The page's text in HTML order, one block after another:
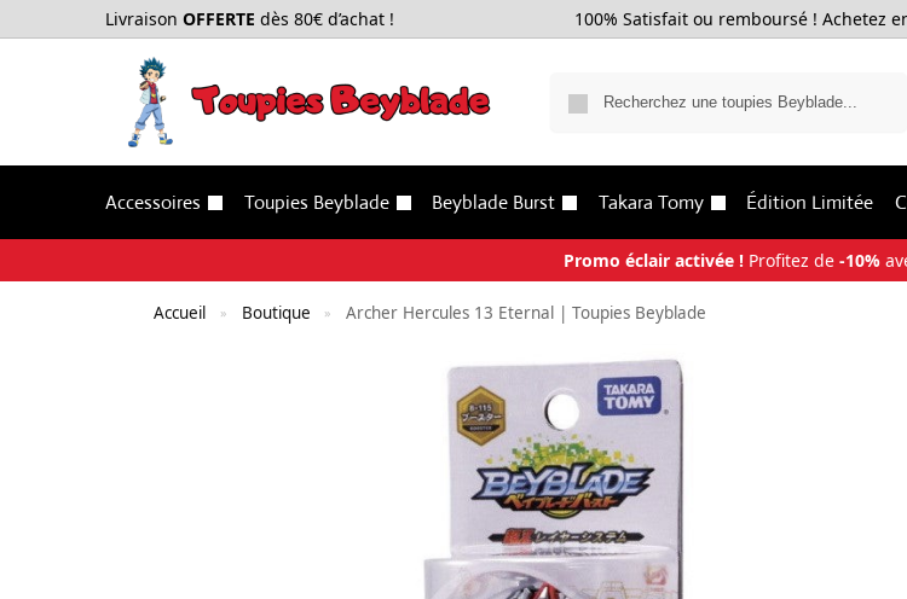
Livraison OFFERTE dès 80€ d’achat ! 100% Satisfait ou remboursé ! Achetez
Accessoires Toupies Beyblade Beyblade Burst Takara Tomy Édition Limitée
Promo éclair activée ! Profitez de -10%
Accueil » Boutique » Archer Hercules 13 Eternal | Toupies Beyblade